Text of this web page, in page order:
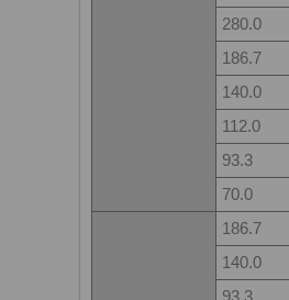
280.0
186.7
140.0
112.0
93.3
70.0
186.7
140.0
93.3